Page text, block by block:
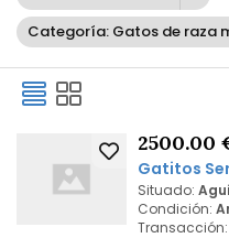
Categoría: Gatos de raza
2500.00
Gatitos
Situado:
Condición:
Transacción: